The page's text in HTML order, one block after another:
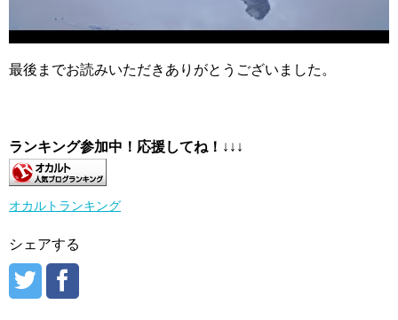
最後までお読みいただきありがとうございました。
ランキング参加中！応援してね！ ↓↓↓
オカルトランキング
シェアする